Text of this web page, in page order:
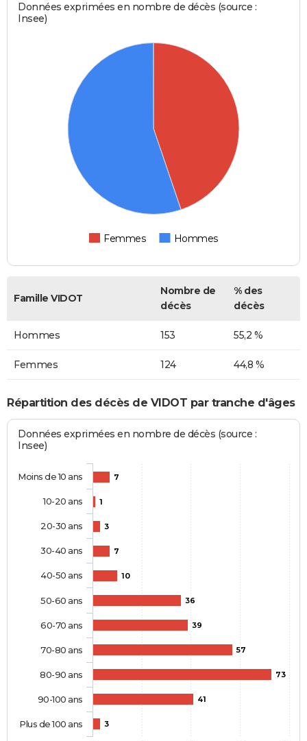
Données exprimées en nombre de décès (source :
Insee)
Femmes Hommes
Famille VIDOT
Nombre de
décès
% des
décès
Hommes 153 55,2 %
Femmes 124 44,8 %
Répartition des décès de VIDOT par tranche d'âges
Données exprimées en nombre de décès (source :
Insee)
7
1
3
7
10
36
39
57
73
41
3
Moins de 10 ans
10-20 ans
20-30 ans
30-40 ans
40-50 ans
50-60 ans
60-70 ans
70-80 ans
80-90 ans
90-100 ans
Plus de 100 ans